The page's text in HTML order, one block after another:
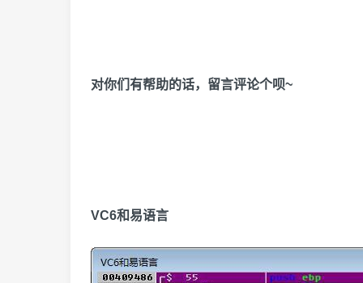
对你们有帮助的话，留言评论个呗~
VC6和易语言